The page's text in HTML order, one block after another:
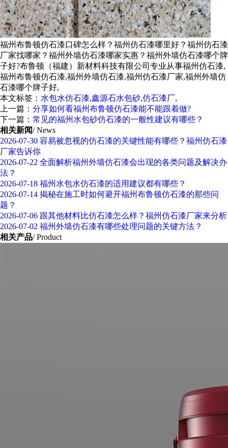
福州布鲁顿仿石漆口碑怎么样？福州仿石漆哪里好？福州仿石漆
厂家找哪家？福州外墙仿石漆哪家实惠？福州外墙仿石漆哪个牌
子好?布鲁顿（福建）新材料科技有限公司专业从事福州仿石漆,
福州布鲁顿仿石漆,福州外墙仿石漆,福州仿石漆厂家,福州外墙仿
石漆哪个牌子好,
本文标签： 水包水仿石漆,鑫源石水包砂,仿石漆厂,
上一篇： 分享如何看福州布鲁顿仿石漆能不能跟着做?
下一篇： 常见的福州水包砂仿石漆的一般性建议有哪些？
相关新闻/ News
2026-07-30 容易被忽视的仿石漆的关键性能有哪些？福州仿石漆
厂家告诉你
2026-07-22 全面解析福州外墙仿石漆会出现的各类问题及解决办
法？
2026-07-18 福州水包水仿石漆的适用建议都有哪些？
2026-07-14 揭秘在施工时如何避开福州布鲁顿仿石漆的那些问
题？
2026-07-06 跟其他材料比仿石漆怎么样？福州仿石漆厂家来分析
2026-07-02 福州外墙仿石漆有哪些处理问题的关键方法？
相关产品/ Product